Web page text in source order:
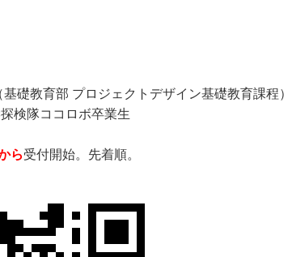
部 プロジェクトデザイン基礎教育課程）
ココロボ卒業生
ら受付開始。先着順。